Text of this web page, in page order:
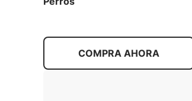
COMPRA AHORA